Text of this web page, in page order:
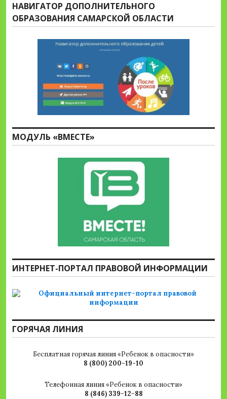
НАВИГАТОР ДОПОЛНИТЕЛЬНОГО
ОБРАЗОВАНИЯ САМАРСКОЙ ОБЛАСТИ
МОДУЛЬ «ВМЕСТЕ»
ИНТЕРНЕТ-ПОРТАЛ ПРАВОВОЙ ИНФОРМАЦИИ
ГОРЯЧАЯ ЛИНИЯ
Бесплатная горячая линия «Ребенок в опасности»
8 (800) 200-19-10
Телефонная линия «Ребенок в опасности»
8 (846) 339-12-88